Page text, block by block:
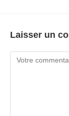
Laisser un